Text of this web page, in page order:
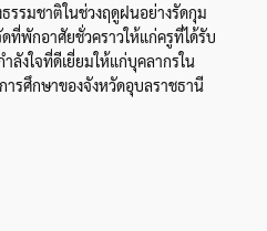
รมชาติในช่วงฤดูฝนอย่างรัดกุม
ที่พักอาศัยชั่วคราวให้แก่ครูที่ได้รับ
ลังใจที่ดีเยี่ยมให้แก่บุคลากรใน
รศึกษาของจังหวัดอุบลราชธานี